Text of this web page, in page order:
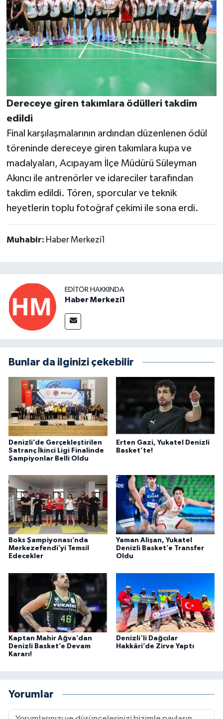
Dereceye giren takımlara ödülleri takdim
edildi
Final karşılaşmalarının ardından düzenlenen ödül
töreninde dereceye giren takımlara kupa ve
madalyaları, Acıpayam İlçe Müdürü Süleyman
Akıncı ile antrenörler ve idareciler tarafından
takdim edildi. Tören, sporcular ve teknik
heyetlerin toplu fotoğraf çekimi ile sona erdi.
Muhabir: Haber Merkezi1
EDITÖR HAKKINDA
Haber Merkezi1
Bunlar da ilginizi çekebilir
Denizli’de Gerçekleştirilen
Satranç İkinci Ligi Finalinde
Şampiyonlar Belli Oldu
Erten Gazi, Yukatel Denizli
Basket’te!
Boks Şampiyonası’nda
Merkezefendi’yi Temsil
Edecekler
Yaman Alişan, Yukatel
Denizli Basket’e Transfer
Oldu
Kaptan Mahir Ağva’dan
Denizli Basket’e Devam
Kararı!
Denizli'li Dağcılar
Hakkâri’de Zirve Yaptı
Yorumlar